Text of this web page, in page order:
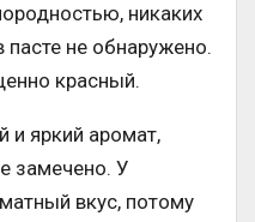
никаких
пасте не обнаружено.
красный.
и яркий аромат,
замечено. У
вкус, потому